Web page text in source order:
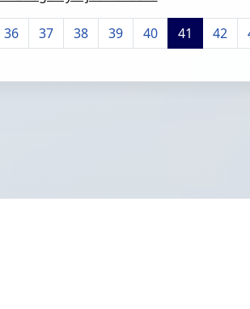
36 37 38 39 40 41 42